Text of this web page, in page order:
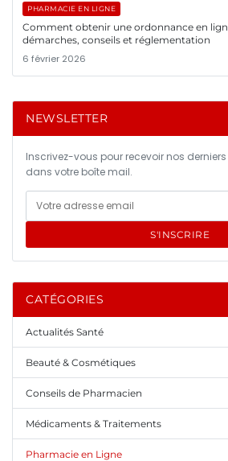
PHARMACIE EN LIGNE
Comment obtenir une ordonnance en
démarches, conseils et réglementation
6 février 2026
NEWSLETTER
Inscrivez-vous pour recevoir nos
dans votre boîte mail.
S'INSCRIRE
CATÉGORIES
Actualités Santé
Beauté & Cosmétiques
Conseils de Pharmacien
Médicaments & Traitements
Pharmacie en Ligne